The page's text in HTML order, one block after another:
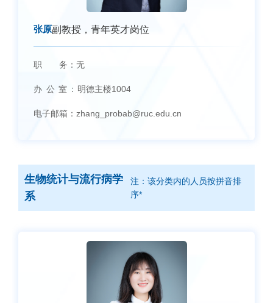
张原副教授，青年英才岗位
职 务： 无
办 公 室： 明德主楼1004
电子邮箱： zhang_probab@ruc.edu.cn
生物统计与流行病学
系
注：该分类内的人员按拼音排
序*